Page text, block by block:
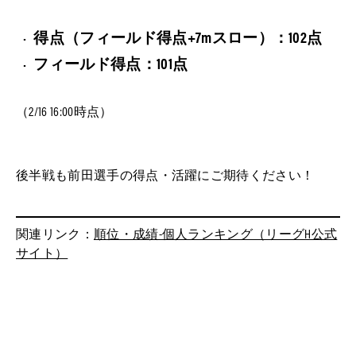
得点（フィールド得点+7mスロー）：102点
フィールド得点：101点
（2/16 16:00時点）
後半戦も前田選手の得点・活躍にご期待ください！
関連リンク： 順位・成績-個人ランキング（リーグH公式
サイト）